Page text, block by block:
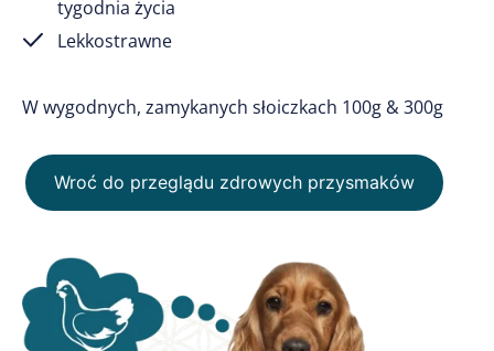
tygodnia życia
Lekkostrawne
W wygodnych, zamykanych słoiczkach 100g & 300g
Wroć do przeglądu zdrowych przysmaków